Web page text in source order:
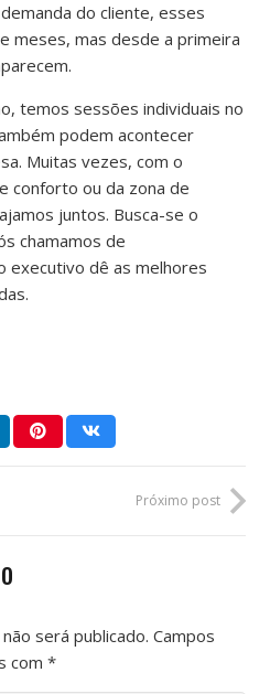
do cliente, esses
meses, mas desde a primeira
temos sessões individuais no
podem acontecer
Muitas vezes, com o
conforto ou da zona de
juntos. Busca-se o
chamamos de
executivo dê as melhores
Próximo post
será publicado. Campos
com *